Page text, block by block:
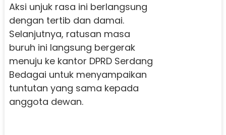
Aksi unjuk rasa ini berlangsung
dengan tertib dan damai.
Selanjutnya, ratusan masa
buruh ini langsung bergerak
menuju ke kantor DPRD Serdang
Bedagai untuk menyampaikan
tuntutan yang sama kepada
anggota dewan.